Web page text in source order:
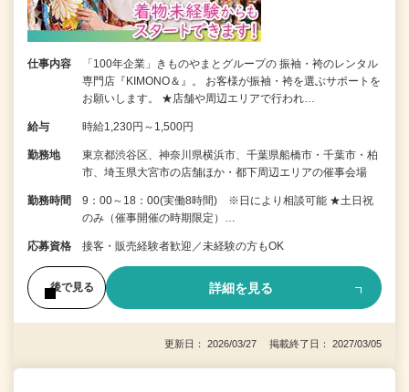
仕事内容
「100年企業」きものやまとグループの 振袖・袴のレンタル
専門店『KIMONO＆』。 お客様が振袖・袴を選ぶサポートを
お願いします。 ★店舗や周辺エリアで行われ…
給与 時給1,230円～1,500円
勤務地
東京都渋谷区、神奈川県横浜市、千葉県船橋市・千葉市・柏
市、埼玉県大宮市の店舗ほか・都下周辺エリアの催事会場
勤務時間
9：00～18：00(実働8時間) ※日により相談可能 ★土日祝
のみ（催事開催の時期限定）…
応募資格 接客・販売経験者歓迎／未経験の方もOK
後で見る 詳細を見る
更新日： 2026/03/27 掲載終了日： 2027/03/05